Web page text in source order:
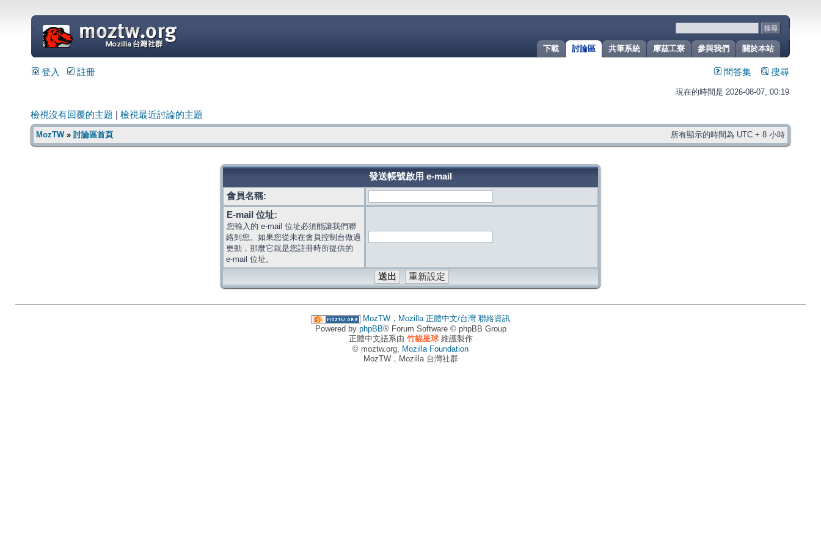
關於本站
參與我們
摩茲工寮
共筆系統
討論區
下載
=
登入 註冊 問答集 搜尋
現在的時間是 2026-08-07, 00:19
檢視沒有回覆的主題 檢視最近討論的主題
MozTW» 討論區首頁 所有顯示的時間為 UTC + 8 小時
發送帳號啟用 e-mail
會員名稱:
E-mail 位址:
您輸入的 e-mail 位址必須能讓我們聯
絡到您。如果您從未在會員控制台做過
更動，那麼它就是您註冊時所提供的
e-mail 位址。
MozTW，Mozilla 正體中文/台灣 聯絡資訊
Powered by phpBB® Forum Software © phpBB Group
正體中文語系由 竹貓星球維護製作
© moztw.org, Mozilla Foundation
MozTW，Mozilla 台灣社群